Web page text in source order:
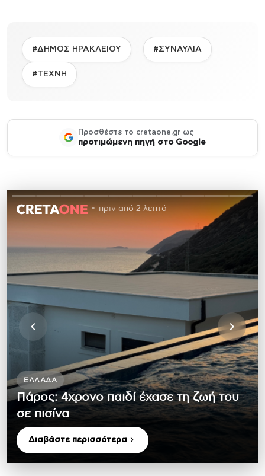
#ΔΗΜΟΣ ΗΡΑΚΛΕΙΟΥ #ΣΥΝΑΥΛΙΑ
#ΤΕΧΝΗ
Προσθέστε το cretaone.gr ως
προτιμώμενη πηγή στο Google
πριν από 2 λεπτά
ΕΛΛΆΔΑ
Πάρος: 4χρονο παιδί έχασε τη ζωή του
σε πισίνα
Διαβάστε περισσότερα